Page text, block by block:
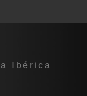
Ibérica